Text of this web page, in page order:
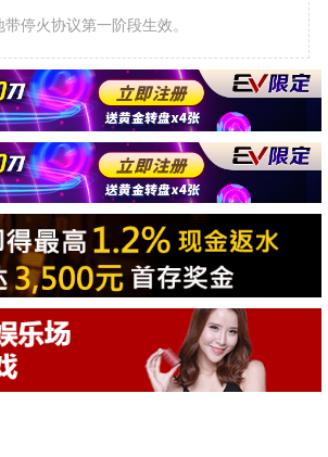
停火协议第一阶段生效。